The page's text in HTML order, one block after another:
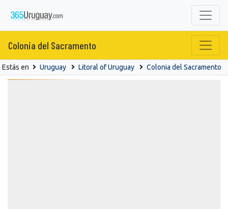
Colonia del Sacramento
Estás en Uruguay Litoral of Uruguay Colonia del Sacramento